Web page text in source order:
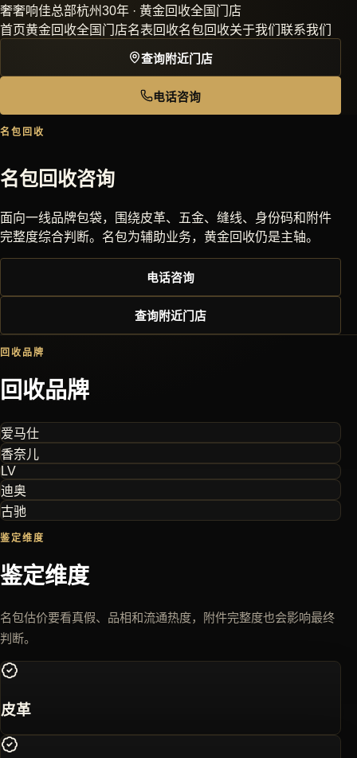
奢奢响佳总部杭州30年 · 黄金回收全国门店
首页黄金回收全国门店名表回收名包回收关于我们 联系我们
查询附近门店
电话咨询
名包回收
名包回收咨询
面向一线品牌包袋，围绕皮革、五金、缝线、身份码和附件
完整度综合判断。名包为辅助业务，黄金回收仍是主轴。
电话咨询
查询附近门店
回收品牌
回收品牌
爱马仕
香奈儿
LV
迪奥
古驰
鉴定维度
鉴定维度
名包估价要看真假、品相和流通热度，附件完整度也会影响最终
判断。
皮革